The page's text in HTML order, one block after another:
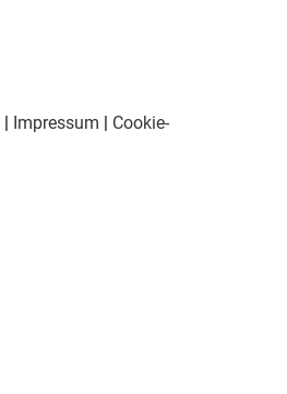
| Impressum | Cookie-